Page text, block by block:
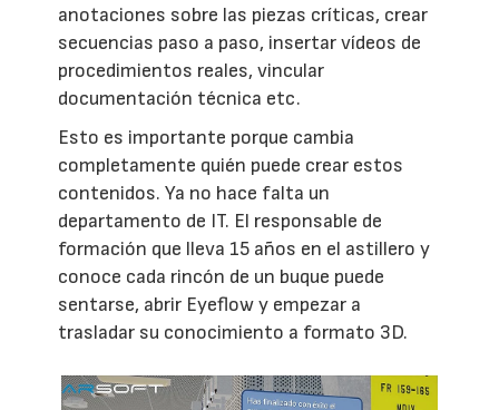
anotaciones sobre las piezas críticas, crear
secuencias paso a paso, insertar vídeos de
procedimientos reales, vincular
documentación técnica etc.
Esto es importante porque cambia
completamente quién puede crear estos
contenidos. Ya no hace falta un
departamento de IT. El responsable de
formación que lleva 15 años en el astillero y
conoce cada rincón de un buque puede
sentarse, abrir Eyeflow y empezar a
trasladar su conocimiento a formato 3D.